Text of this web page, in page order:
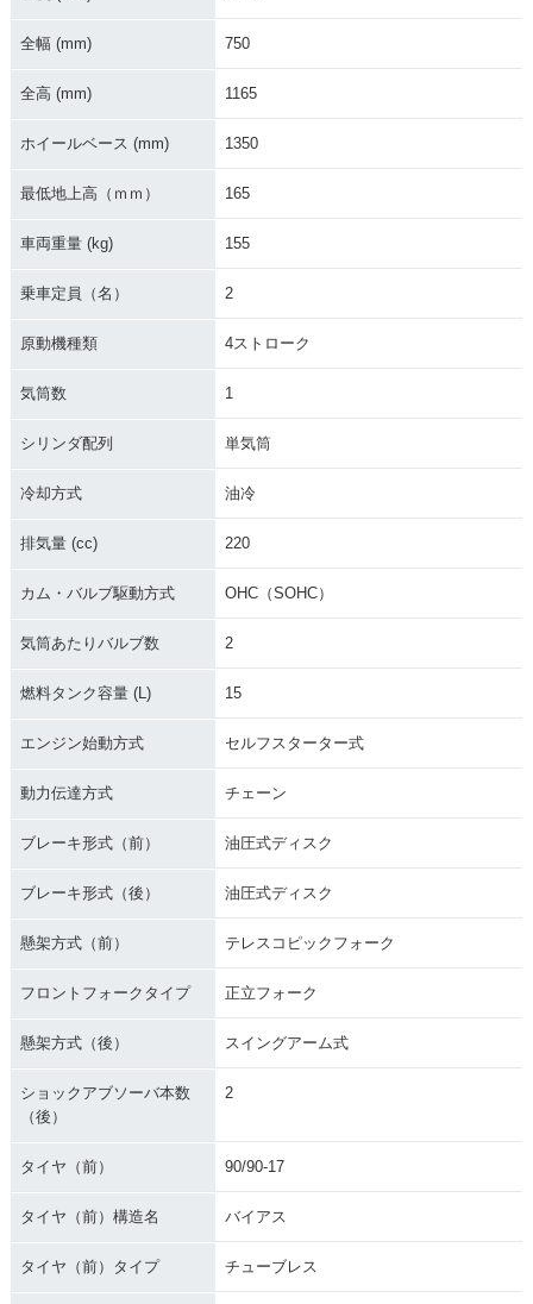
全幅 (mm) 750
全高 (mm) 1165
ホイールベース (mm) 1350
最低地上高（ｍｍ） 165
車両重量 (kg) 155
乗車定員（名） 2
原動機種類 4ストローク
気筒数 1
シリンダ配列 単気筒
冷却方式 油冷
排気量 (cc) 220
カム・バルブ駆動方式 OHC（SOHC）
気筒あたりバルブ数 2
燃料タンク容量 (L) 15
エンジン始動方式 セルフスターター式
動力伝達方式 チェーン
ブレーキ形式（前） 油圧式ディスク
ブレーキ形式（後） 油圧式ディスク
懸架方式（前） テレスコピックフォーク
フロントフォークタイプ 正立フォーク
懸架方式（後） スイングアーム式
ショックアブソーバ本数
（後）
2
タイヤ（前） 90/90-17
タイヤ（前）構造名 バイアス
タイヤ（前）タイプ チューブレス